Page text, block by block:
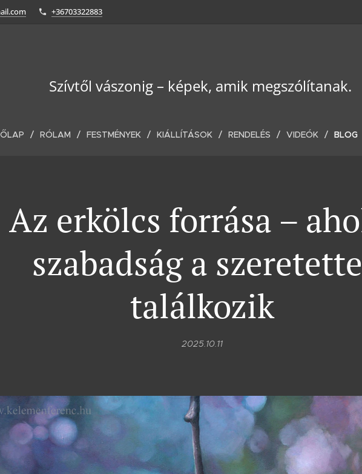
+36703322883
Szívtől vászonig – képek, amik megszólítanak.
RÓLAM FESTMÉNYEK KIÁLLÍTÁSOK RENDELÉS VIDEÓK BLOG
Az erkölcs forrása –
szabadság a
találkozik
2025.10.11